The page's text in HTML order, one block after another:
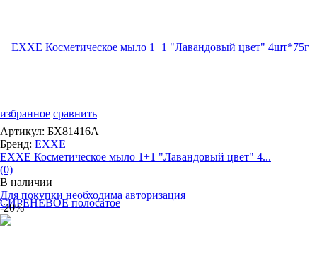
избранное сравнить
Артикул: БХ81416А
Бренд: EXXE
EXXE Косметическое мыло 1+1 "Лавандовый цвет" 4...
(0)
В наличии
Для покупки необходима авторизация
-20%